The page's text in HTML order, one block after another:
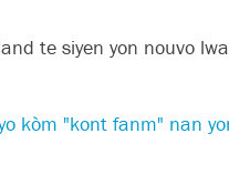
te siyen yon nouvo
kòm "kont fanm" nan